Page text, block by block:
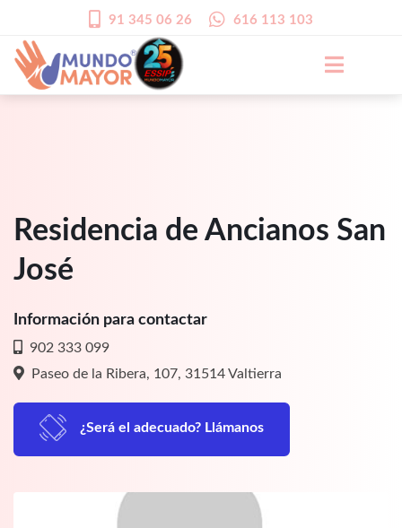
91 345 06 26 616 113 103
Residencia de Ancianos San
José
Información para contactar
902 333 099
Paseo de la Ribera, 107, 31514 Valtierra
¿Será el adecuado? Llámanos